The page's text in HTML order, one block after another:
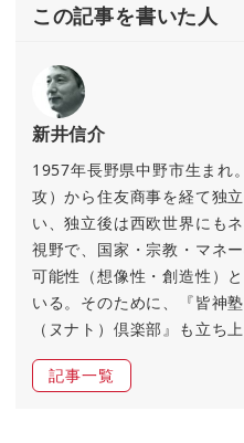
この記事を書いた人
新井信介
1957年長野県中野市生まれ
攻）から住友商事を経て独
い、独立後は西欧世界にも
視野で、国家・宗教・マネ
可能性（想像性・創造性）
いる。そのために、『皆神
（ヌナト）倶楽部』も立ち
記事一覧